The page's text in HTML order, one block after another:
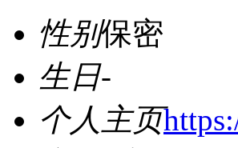
性别保密
生日-
个人主页